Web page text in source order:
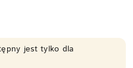
jest tylko dla